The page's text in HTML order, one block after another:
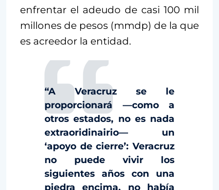
enfrentar el adeudo de casi 100 mil
millones de pesos (mmdp) de la que
es acreedor la entidad.
“A Veracruz se le
proporcionará —como a
otros estados, no es nada
extraoridinairio— un
‘apoyo de cierre’: Veracruz
no puede vivir los
siguientes años con una
piedra encima, no había